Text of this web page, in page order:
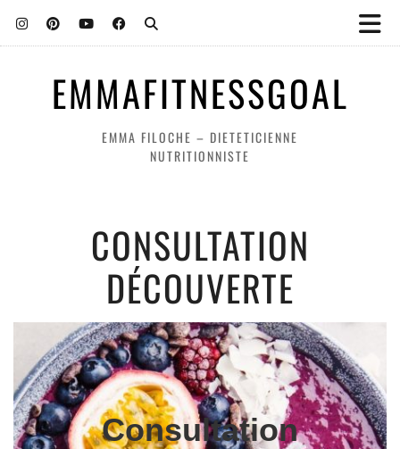
EMMAFITNESSGOAL
EMMA FILOCHE – DIETETICIENNE
NUTRITIONNISTE
CONSULTATION
DÉCOUVERTE
Consultation